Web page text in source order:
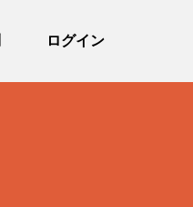
ログイン